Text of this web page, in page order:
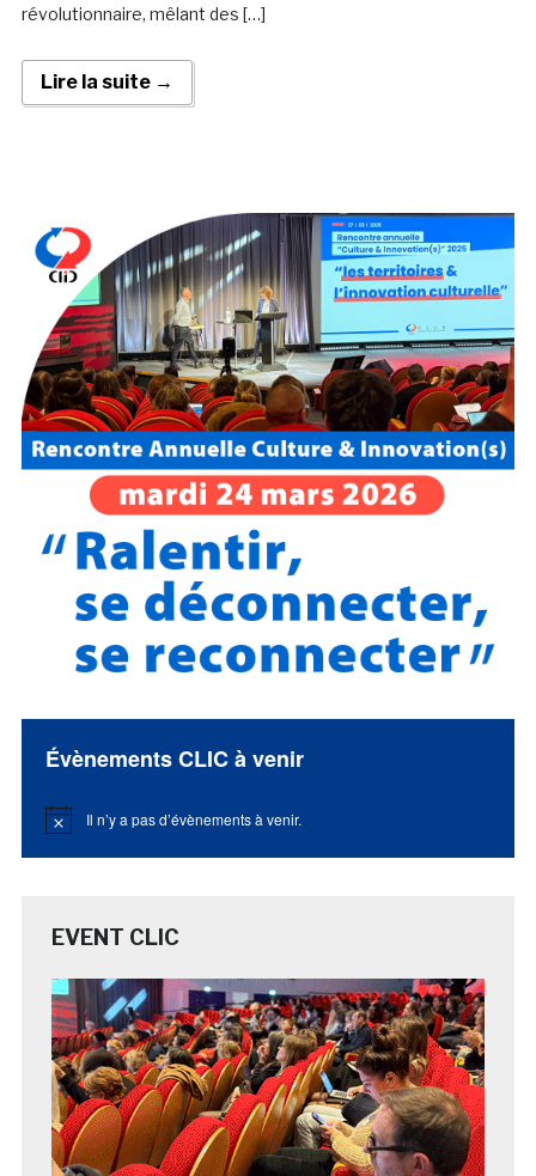
révolutionnaire, mêlant des […]
Lire la suite →
Évènements CLIC à venir
Notice Il n’y a pas d’évènements à venir.
EVENT CLIC